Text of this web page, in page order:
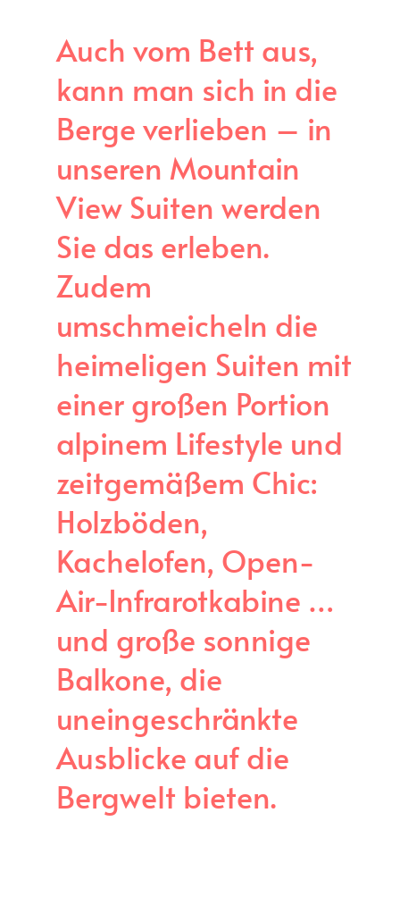
Auch vom Bett aus,
kann man sich in die
Berge verlieben – in
unseren Mountain
View Suiten werden
Sie das erleben.
Zudem
umschmeicheln die
heimeligen Suiten mit
einer großen Portion
alpinem Lifestyle und
zeitgemäßem Chic:
Holzböden,
Kachelofen, Open-
Air-Infrarotkabine …
und große sonnige
Balkone, die
uneingeschränkte
Ausblicke auf die
Bergwelt bieten.